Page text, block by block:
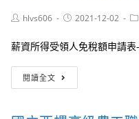
Posthlvs606
Post2021-12-02
薪資所得受領人免稅額申請
閱讀全文
位